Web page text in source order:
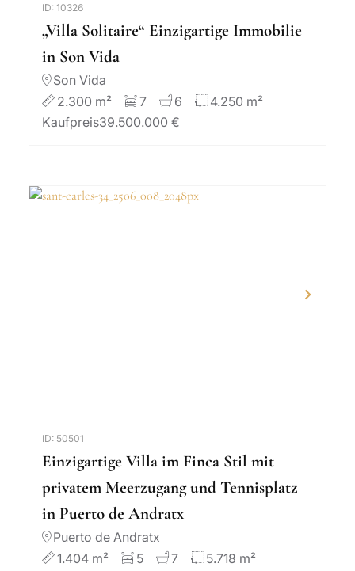
ID: 10326
„Villa Solitaire“ Einzigartige Immobilie
in Son Vida
Son Vida
2.300 m²
7 6
4.250 m²
Kaufpreis39.500.000 €
ID: 50501
Einzigartige Villa im Finca Stil mit
privatem Meerzugang und Tennisplatz
in Puerto de Andratx
Puerto de Andratx
1.404 m²
5 7
5.718 m²